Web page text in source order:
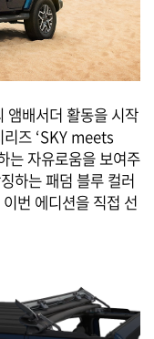
앰배서더 활동을 시작
즈 ‘SKY meets
는 자유로움을 보여주
하는 패덤 블루 컬러
번 에디션을 직접 선